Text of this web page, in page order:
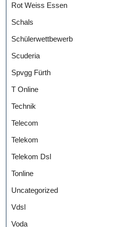
Rot Weiss Essen
Schals
Schülerwettbewerb
Scuderia
Spvgg Fürth
T Online
Technik
Telecom
Telekom
Telekom Dsl
Tonline
Uncategorized
Vdsl
Voda